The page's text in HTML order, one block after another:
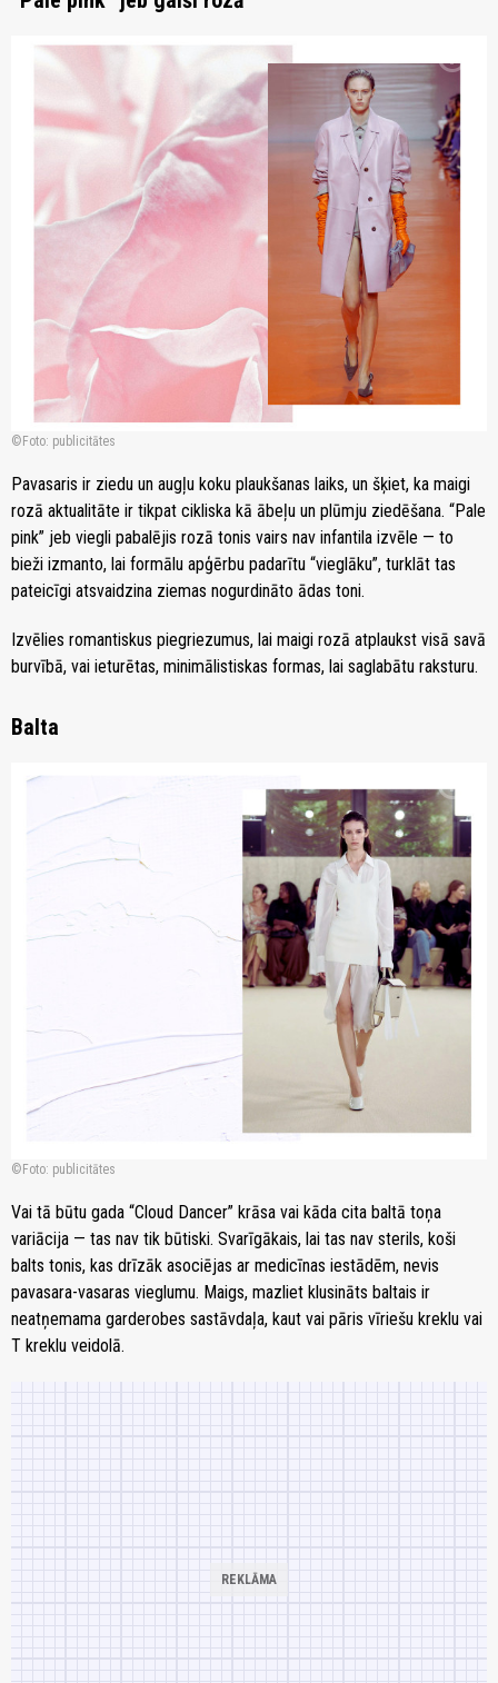
zoom_in
Foto: publicitātes
Pavasaris ir ziedu un augļu koku plaukšanas laiks, un šķiet, ka maigi
rozā aktualitāte ir tikpat cikliska kā ābeļu un plūmju ziedēšana. “Pale
pink” jeb viegli pabalējis rozā tonis vairs nav infantila izvēle — to
bieži izmanto, lai formālu apģērbu padarītu “vieglāku”, turklāt tas
pateicīgi atsvaidzina ziemas nogurdināto ādas toni.
Izvēlies romantiskus piegriezumus, lai maigi rozā atplaukst visā savā
burvībā, vai ieturētas, minimālistiskas formas, lai saglabātu raksturu.
Balta
zoom_in
Foto: publicitātes
Vai tā būtu gada “Cloud Dancer” krāsa vai kāda cita baltā toņa
variācija — tas nav tik būtiski. Svarīgākais, lai tas nav sterils, koši
balts tonis, kas drīzāk asociējas ar medicīnas iestādēm, nevis
pavasara-vasaras vieglumu. Maigs, mazliet klusināts baltais ir
neatņemama garderobes sastāvdaļa, kaut vai pāris vīriešu kreklu vai
T kreklu veidolā.